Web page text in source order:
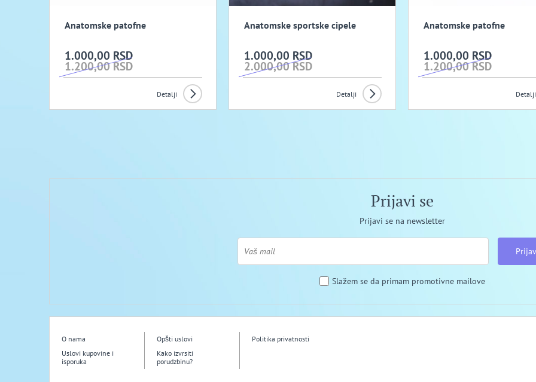
Anatomske patofne
1.000,00 RSD
1.200,00 RSD
Detalji
Anatomske sportske cipele
1.000,00 RSD
2.000,00 RSD
Detalji
Anatomske patofne
1.000,00 RSD
1.200,00 RSD
Detalji
Prijavi se
Prijavi se na newsletter
Slažem se da primam promotivne mailove
O nama Opšti uslovi
Politika privatnosti
Uslovi kupovine i
isporuka
Kako izvrsiti
porudzbinu?